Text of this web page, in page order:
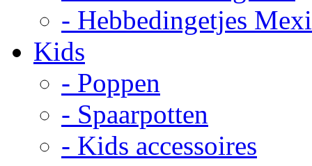
- Hebbedingetjes
Kids
- Poppen
- Spaarpotten
- Kids accessoires